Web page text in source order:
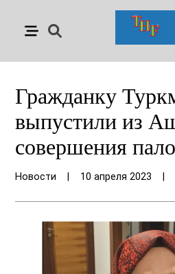
Гражданку
выпустили из
совершения
Новости 10 апреля 2023